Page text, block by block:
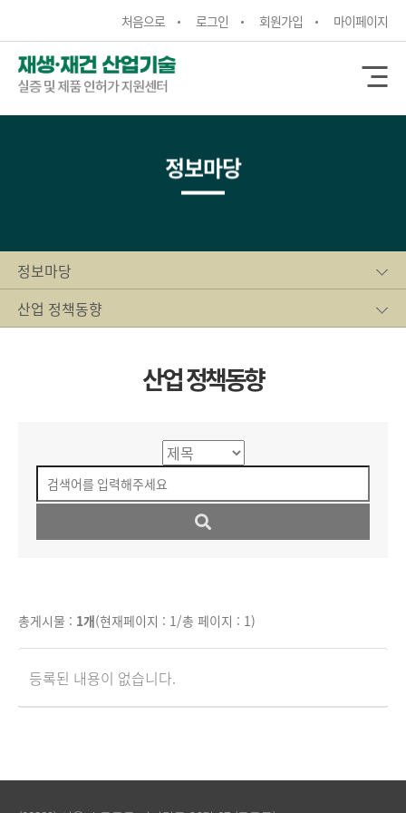
처음으로 로그인 회원가입 마이페이지
정보마당
정보마당
산업 정책동향
산업 정책동향
총게시물 : 1개(현재페이지 : 1/총 페이지 : 1)
등록된 내용이 없습니다.